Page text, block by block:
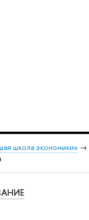
школа экономики» →